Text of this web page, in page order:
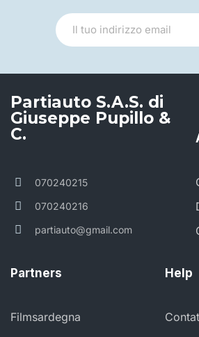
Partiauto S.A.S. di
Giuseppe Pupillo &
C.
070240215
070240216
partiauto@gmail.com
Partners
Filmsardegna
Help